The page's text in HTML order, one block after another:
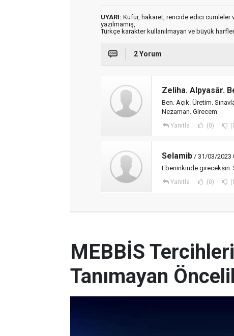
UYARI: Küfür, hakaret, rencide edici cümleler
yazılmamış,
Türkçe karakter kullanılmayan ve büyük
2 Yorum
Zeliha. Alpyasâr.
Ben. Açık. Üretim.
Nezaman. Girecem
Yanıtla (0)
Selamib / 31/03/2023
Ebeninkinde gireceksin.
Yanıtla (0)
MEBBİS
Tanımayan